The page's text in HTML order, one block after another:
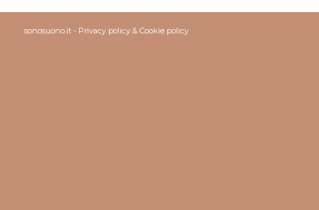
sonosuono.it - Privacy policy& Cookie policy